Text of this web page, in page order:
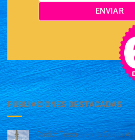
PUBLIACIONES DESTACADAS
Cádiz: Tesoro en la Costa